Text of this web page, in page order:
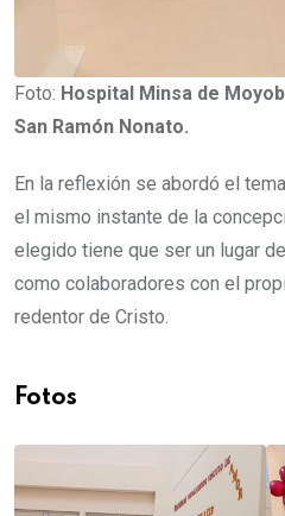
Foto: Hospital Minsa de
San Ramón Nonato.
En la reflexión se abordó el
el mismo instante de la
elegido tiene que ser un lugar
como colaboradores con el
redentor de Cristo.
Fotos